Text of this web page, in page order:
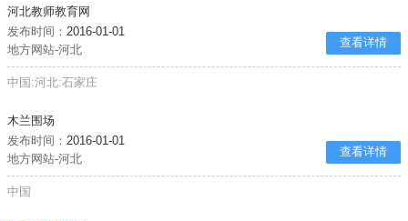
河北教师教育网
发布时间：2016-01-01
地方网站-河北
查看详情
中国:河北:石家庄
木兰围场
发布时间：2016-01-01
地方网站-河北
查看详情
中国